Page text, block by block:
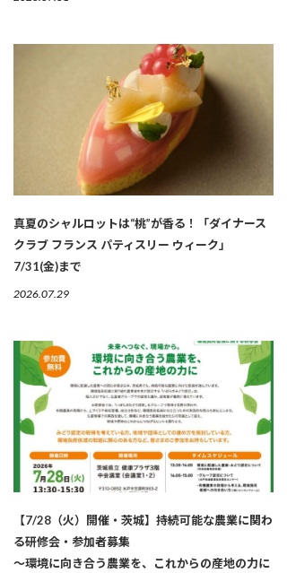
真夏のシャルロットは“桃”が香る！「ダイナース
クラブ フランス パティスリー ウィーク」
7/31(金)まで
2026.07.29
【7/28（火）開催・茨城】持続可能な農業に関わ
る研修会・参加者募集
～環境に向き合う農業を、これからの産地の力に